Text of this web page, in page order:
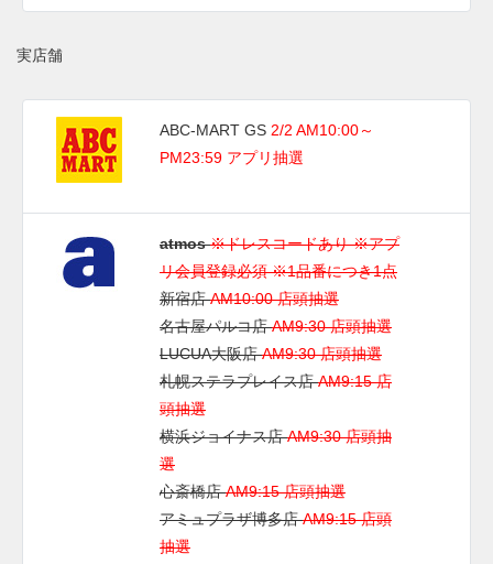
実店舗
ABC-MART GS 2/2 AM10:00～
PM23:59 アプリ抽選
atmos ※ドレスコードあり ※アプ
リ会員登録必須 ※1品番につき1点
新宿店AM10:00 店頭抽選
名古屋パルコ店AM9:30 店頭抽選
LUCUA大阪店AM9:30 店頭抽選
札幌ステラプレイス店AM9:15 店
頭抽選
横浜ジョイナス店AM9:30 店頭抽
選
心斎橋店AM9:15 店頭抽選
アミュプラザ博多店AM9:15 店頭
抽選